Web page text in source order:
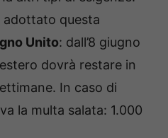
adottato questa
Unito: dall’8 giugno
dovrà restare in
In caso di
la multa salata: 1.000